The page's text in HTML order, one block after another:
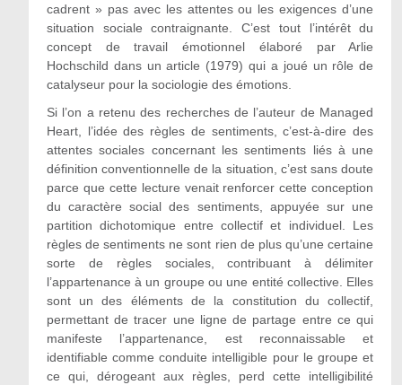
cadrent » pas avec les attentes ou les exigences d’une
situation sociale contraignante. C’est tout l’intérêt du
concept de travail émotionnel élaboré par Arlie
Hochschild dans un article (1979) qui a joué un rôle de
catalyseur pour la sociologie des émotions.
Si l’on a retenu des recherches de l’auteur de Managed
Heart, l’idée des règles de sentiments, c’est-à-dire des
attentes sociales concernant les sentiments liés à une
définition conventionnelle de la situation, c’est sans doute
parce que cette lecture venait renforcer cette conception
du caractère social des sentiments, appuyée sur une
partition dichotomique entre collectif et individuel. Les
règles de sentiments ne sont rien de plus qu’une certaine
sorte de règles sociales, contribuant à délimiter
l’appartenance à un groupe ou une entité collective. Elles
sont un des éléments de la constitution du collectif,
permettant de tracer une ligne de partage entre ce qui
manifeste l’appartenance, est reconnaissable et
identifiable comme conduite intelligible pour le groupe et
ce qui, dérogeant aux règles, perd cette intelligibilité